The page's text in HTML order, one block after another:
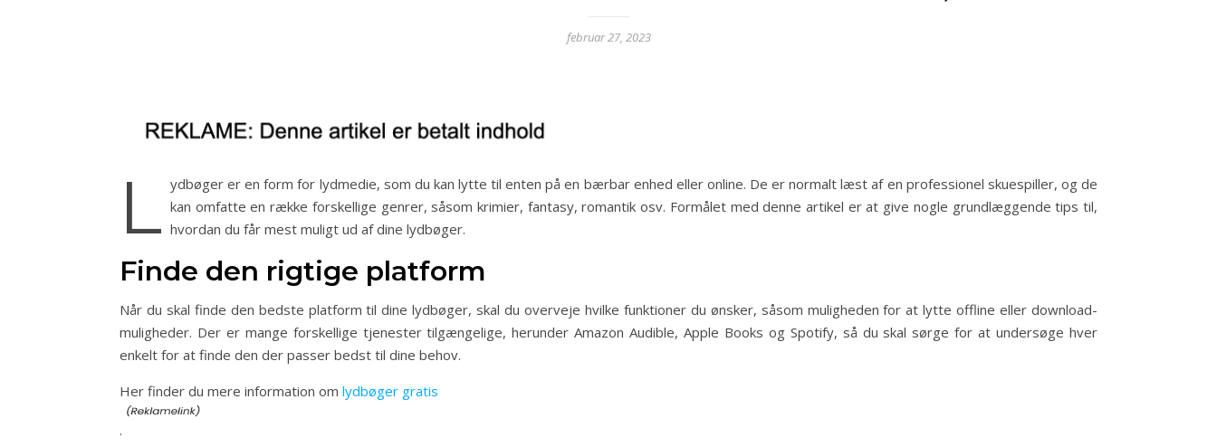
februar 27, 2023
L ydbøger er en form for lydmedie, som du kan lytte til enten på en bærbar enhed eller online. De er normalt læst af en professionel skuespiller, og de
kan omfatte en række forskellige genrer, såsom krimier, fantasy, romantik osv. Formålet med denne artikel er at give nogle grundlæggende tips til,
hvordan du får mest muligt ud af dine lydbøger.
Finde den rigtige platform
Når du skal finde den bedste platform til dine lydbøger, skal du overveje hvilke funktioner du ønsker, såsom muligheden for at lytte offline eller download-
muligheder. Der er mange forskellige tjenester tilgængelige, herunder Amazon Audible, Apple Books og Spotify, så du skal sørge for at undersøge hver
enkelt for at finde den der passer bedst til dine behov.
Her finder du mere information om lydbøger gratis
.